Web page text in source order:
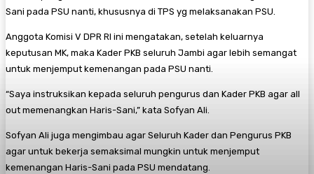
Sani pada PSU nanti, khususnya di TPS yg melaksanakan PSU.
Anggota Komisi V DPR RI ini mengatakan, setelah keluarnya
keputusan MK, maka Kader PKB seluruh Jambi agar lebih semangat
untuk menjemput kemenangan pada PSU nanti.
“Saya instruksikan kepada seluruh pengurus dan Kader PKB agar all
out memenangkan Haris-Sani,” kata Sofyan Ali.
Sofyan Ali juga mengimbau agar Seluruh Kader dan Pengurus PKB
agar untuk bekerja semaksimal mungkin untuk menjemput
kemenangan Haris-Sani pada PSU mendatang.